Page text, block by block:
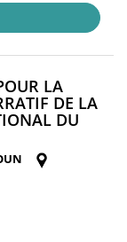
LA
DE LA
DU